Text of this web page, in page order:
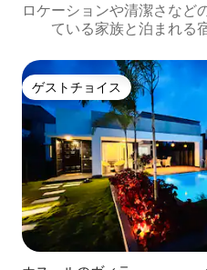
ロケーションや清潔さなど
ている家族と泊まれる
ゲストチョイス
ゲストチョイス